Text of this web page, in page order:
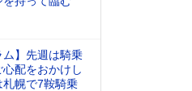
ム】先週は騎乗
配をおかけし
幌で7鞍騎乗